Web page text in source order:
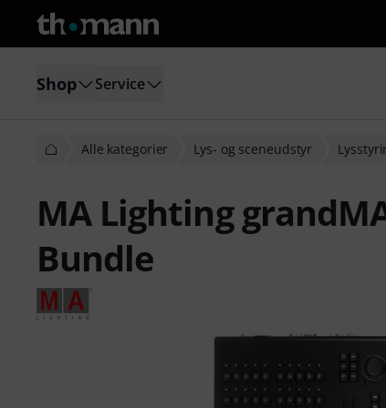
Shop Service
Alle kategorier Lys- og sceneudstyr
MA Lighting
Bundle